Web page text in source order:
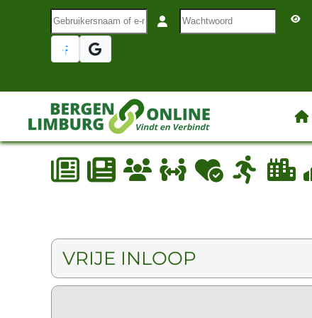
Terug naar hoofdinhoud
Gebruikersnaam of e-mail
VRIJE INLOOP